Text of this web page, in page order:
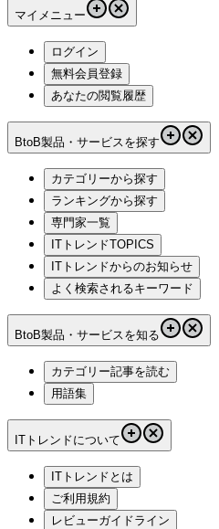
マイメニュー
ログイン
無料会員登録
あなたの閲覧履歴
BtoB製品・サービスを探す
カテゴリーから探す
ランキングから探す
専門家一覧
ITトレンドTOPICS
ITトレンドからのお知らせ
よく検索されるキーワード
BtoB製品・サービスを知る
カテゴリー記事を読む
用語集
ITトレンドについて
ITトレンドとは
ご利用規約
レビューガイドライン